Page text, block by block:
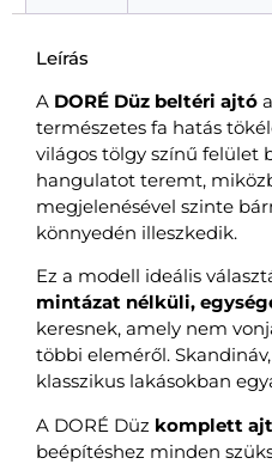
Leírás
A DORÉ Düz beltéri ajtó
természetes fa hatás
világos tölgy színű felület
hangulatot teremt,
megjelenésével szinte
könnyedén illeszkedik.
Ez a modell ideális
mintázat nélküli,
keresnek, amely nem
többi eleméről.
klasszikus lakásokban
A DORÉ Düz komplett
beépítéshez minden